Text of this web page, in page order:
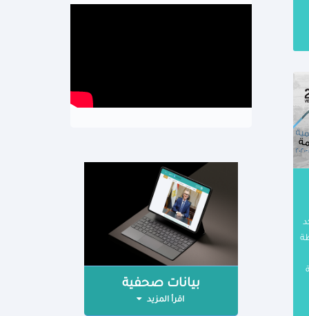
لتؤكد
بيانات صحفية
اقرأ المزيد